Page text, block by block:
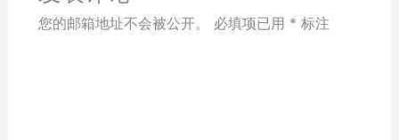
您的邮箱地址不会被公开。 必填项已用 * 标注